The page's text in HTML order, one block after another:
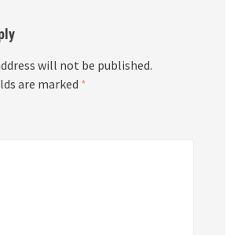
will not be published.
are marked *